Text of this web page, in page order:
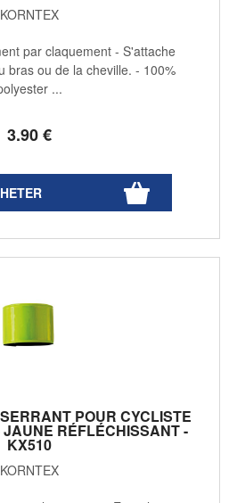
KORNTEX
3.90€
par claquement - S'attache
bras ou de la cheville. - 100%
...
POUR CYCLISTE
RÉFLÉCHISSANT -
KX510
KORNTEX